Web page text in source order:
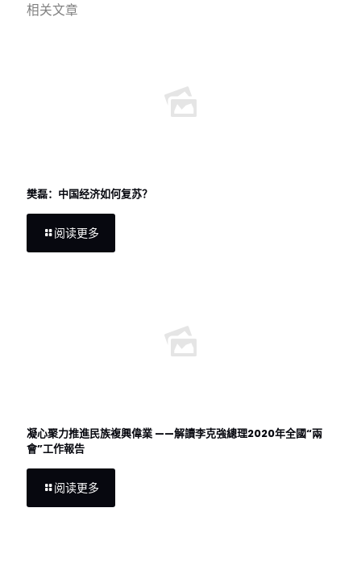
相关文章
樊磊：中国经济如何复苏？
阅读更多
凝心聚力推進民族複興偉業 ——解讀李克強總理2020年全國“兩
會”工作報告
阅读更多